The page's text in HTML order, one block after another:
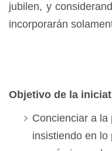
jubilen, y
incorporarán
Objetivo de la
Concienciar a la
insistiendo en lo